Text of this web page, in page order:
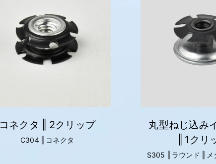
コネクタ ‖ 2クリップ
C304 ‖ コネクタ
丸型ねじ込み
‖ 1クリ
S305 ‖ ラウンド ‖ メ